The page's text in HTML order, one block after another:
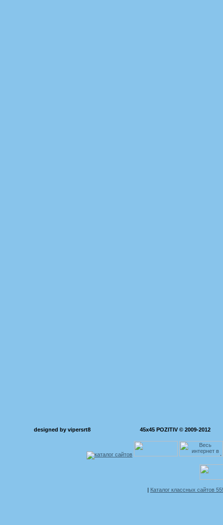
designed by vipersrt8 45x45 POZITIV © 2009-2012
Каталог классных сайтов